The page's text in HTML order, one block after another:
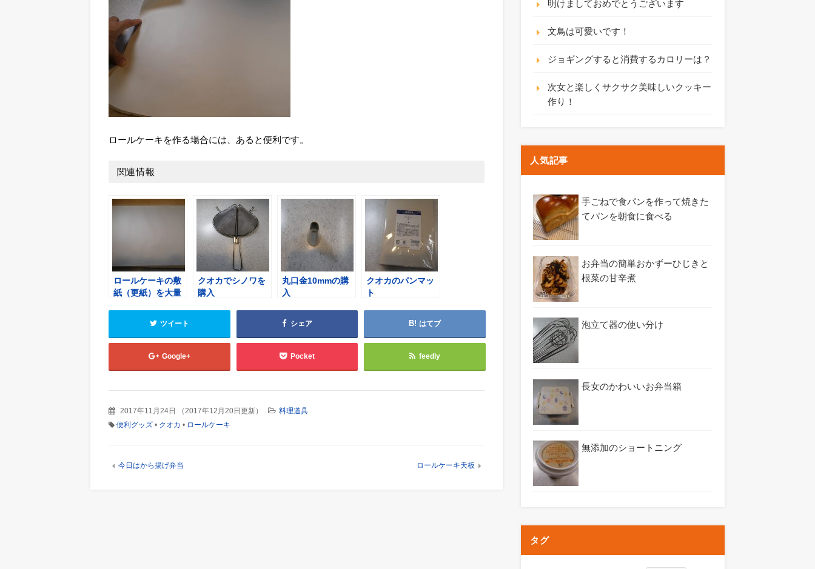
ロールケーキを作る場合には、あると便利です。
関連情報
ロールケーキの敷
紙（更紙）を大量
クオカでシノワを
購入
丸口金10mmの購
入
クオカのパンマッ
ト
ツイート シェア はてブ
Google+ Pocket feedly
2017年11月24日 （ 2017年12月20日更新）
料理道具
便利グッズ • クオカ • ロールケーキ
今日はから揚げ弁当 ロールケーキ天板
明けましておめでとうございます
文鳥は可愛いです！
ジョギングすると消費するカロリーは？
次女と楽しくサクサク美味しいクッキー
作り！
人気記事
手ごねで食パンを作って焼きた
てパンを朝食に食べる
お弁当の簡単おかずーひじきと
根菜の甘辛煮
泡立て器の使い分け
長女のかわいいお弁当箱
無添加のショートニング
タグ